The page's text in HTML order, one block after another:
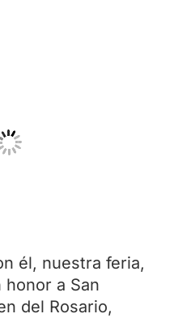
él, nuestra feria,
a San
del Rosario,